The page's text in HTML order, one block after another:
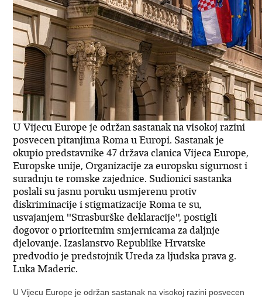
U Vijecu Europe je održan sastanak na visokoj razini
posvecen pitanjima Roma u Europi. Sastanak je
okupio predstavnike 47 država clanica Vijeca Europe,
Europske unije, Organizacije za europsku sigurnost i
suradnju te romske zajednice. Sudionici sastanka
poslali su jasnu poruku usmjerenu protiv
diskriminacije i stigmatizacije Roma te su,
usvajanjem ''Strasburške deklaracije'', postigli
dogovor o prioritetnim smjernicama za daljnje
djelovanje. Izaslanstvo Republike Hrvatske
predvodio je predstojnik Ureda za ljudska prava g.
Luka Maderic.
U Vijecu Europe je održan sastanak na visokoj razini posvecen